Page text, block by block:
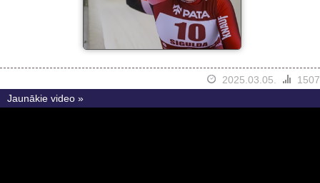
2025.03.05.
1507
Jaunākie video »